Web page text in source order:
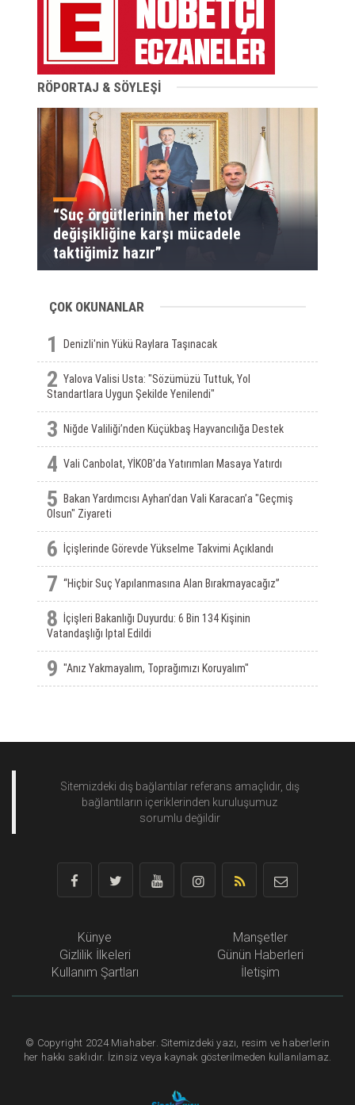
RÖPORTAJ & SÖYLEŞİ
“Suç örgütlerinin her metot
değişikliğine karşı mücadele
taktiğimiz hazır”
ÇOK OKUNANLAR
1 Denizli'nin Yükü Raylara Taşınacak
2 Yalova Valisi Usta: "Sözümüzü Tuttuk, Yol
Standartlara Uygun Şekilde Yenilendi"
3 Niğde Valiliği’nden Küçükbaş Hayvancılığa Destek
4 Vali Canbolat, YİKOB'da Yatırımları Masaya Yatırdı
5
Bakan Yardımcısı Ayhan’dan Vali Karacan’a "Geçmiş
Olsun" Ziyareti
6 İçişlerinde Görevde Yükselme Takvimi Açıklandı
7 “Hiçbir Suç Yapılanmasına Alan Bırakmayacağız”
8
İçişleri Bakanlığı Duyurdu: 6 Bin 134 Kişinin
Vatandaşlığı Iptal Edildi
9 "Anız Yakmayalım, Toprağımızı Koruyalım"
Sitemizdeki dış bağlantılar referans amaçlıdır, dış
bağlantıların içeriklerinden kuruluşumuz
sorumlu değildir
Künye
Gizlilik İlkeleri
Kullanım Şartları
Manşetler
Günün Haberleri
İletişim
© Copyright 2024 Miahaber. Sitemizdeki yazı, resim ve haberlerin
her hakkı saklıdır. İzinsiz veya kaynak gösterilmeden kullanılamaz.